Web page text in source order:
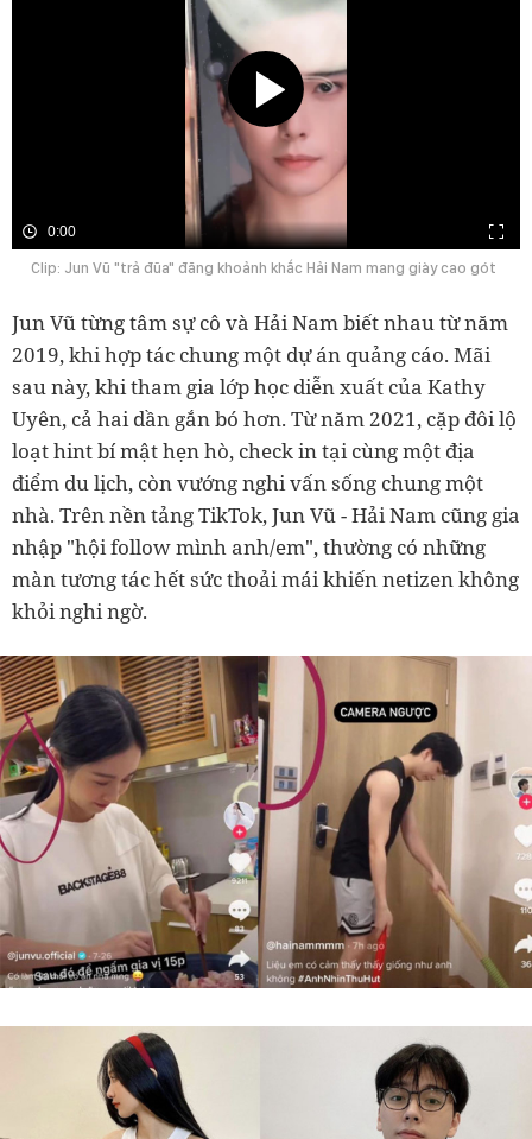
0:00
Clip: Jun Vũ "trả đũa" đăng khoảnh khắc Hải Nam mang giày cao gót
Jun Vũ từng tâm sự cô và Hải Nam biết nhau từ năm
2019, khi hợp tác chung một dự án quảng cáo. Mãi
sau này, khi tham gia lớp học diễn xuất của Kathy
Uyên, cả hai dần gắn bó hơn. Từ năm 2021, cặp đôi lộ
loạt hint bí mật hẹn hò, check in tại cùng một địa
điểm du lịch, còn vướng nghi vấn sống chung một
nhà. Trên nền tảng TikTok, Jun Vũ - Hải Nam cũng gia
nhập "hội follow mình anh/em", thường có những
màn tương tác hết sức thoải mái khiến netizen không
khỏi nghi ngờ.